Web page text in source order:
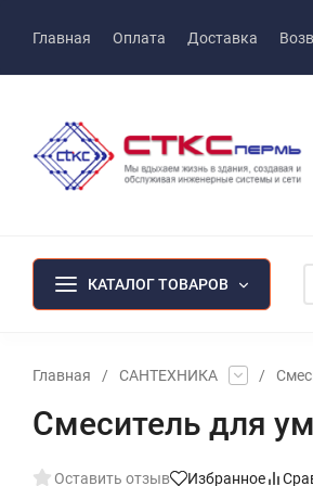
Главная Оплата Доставка
КАТАЛОГ ТОВАРОВ
Главная / САНТЕХНИКА /
Смеситель для
Оставить отзыв Избранное